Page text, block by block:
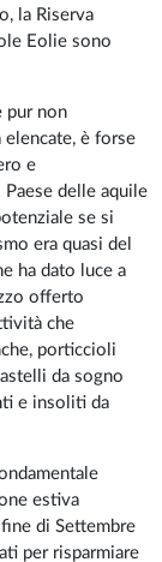
la Riserva
Eolie sono
pur non
elencate, è forse
e
delle aquile
se si
era quasi del
ha dato luce a
offerto
che
porticcioli
da sogno
e insoliti da
estiva
di Settembre
per risparmiare